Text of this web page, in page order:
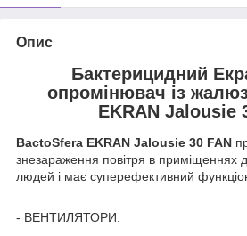
Опис
Бактерицидний
опромінювач із
EKRAN Jalousie
BactoSfera EKRAN Jalousie 30 FAN
знезараження повітря в приміщеннях
людей і має суперефективний
- ВЕНТИЛЯТОРИ: